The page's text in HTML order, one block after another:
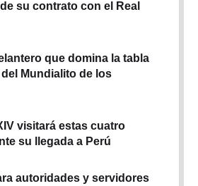
su contrato con el Real
que domina la tabla
Mundialito de los
visitará estas cuatro
su llegada a Perú
autoridades y servidores